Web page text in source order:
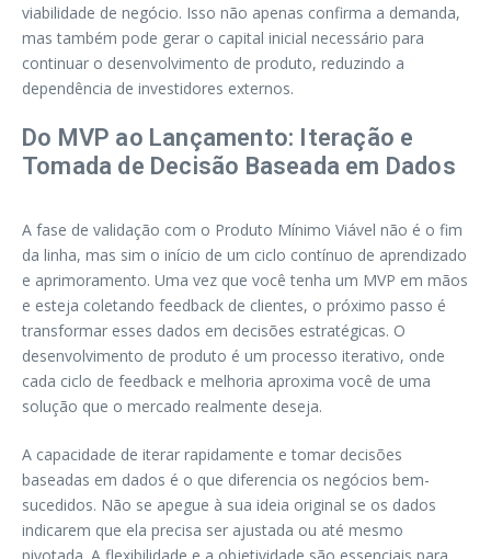
viabilidade de negócio. Isso não apenas confirma a demanda,
mas também pode gerar o capital inicial necessário para
continuar o desenvolvimento de produto, reduzindo a
dependência de investidores externos.
Do MVP ao Lançamento: Iteração e
Tomada de Decisão Baseada em Dados
A fase de validação com o Produto Mínimo Viável não é o fim
da linha, mas sim o início de um ciclo contínuo de aprendizado
e aprimoramento. Uma vez que você tenha um MVP em mãos
e esteja coletando feedback de clientes, o próximo passo é
transformar esses dados em decisões estratégicas. O
desenvolvimento de produto é um processo iterativo, onde
cada ciclo de feedback e melhoria aproxima você de uma
solução que o mercado realmente deseja.
A capacidade de iterar rapidamente e tomar decisões
baseadas em dados é o que diferencia os negócios bem-
sucedidos. Não se apegue à sua ideia original se os dados
indicarem que ela precisa ser ajustada ou até mesmo